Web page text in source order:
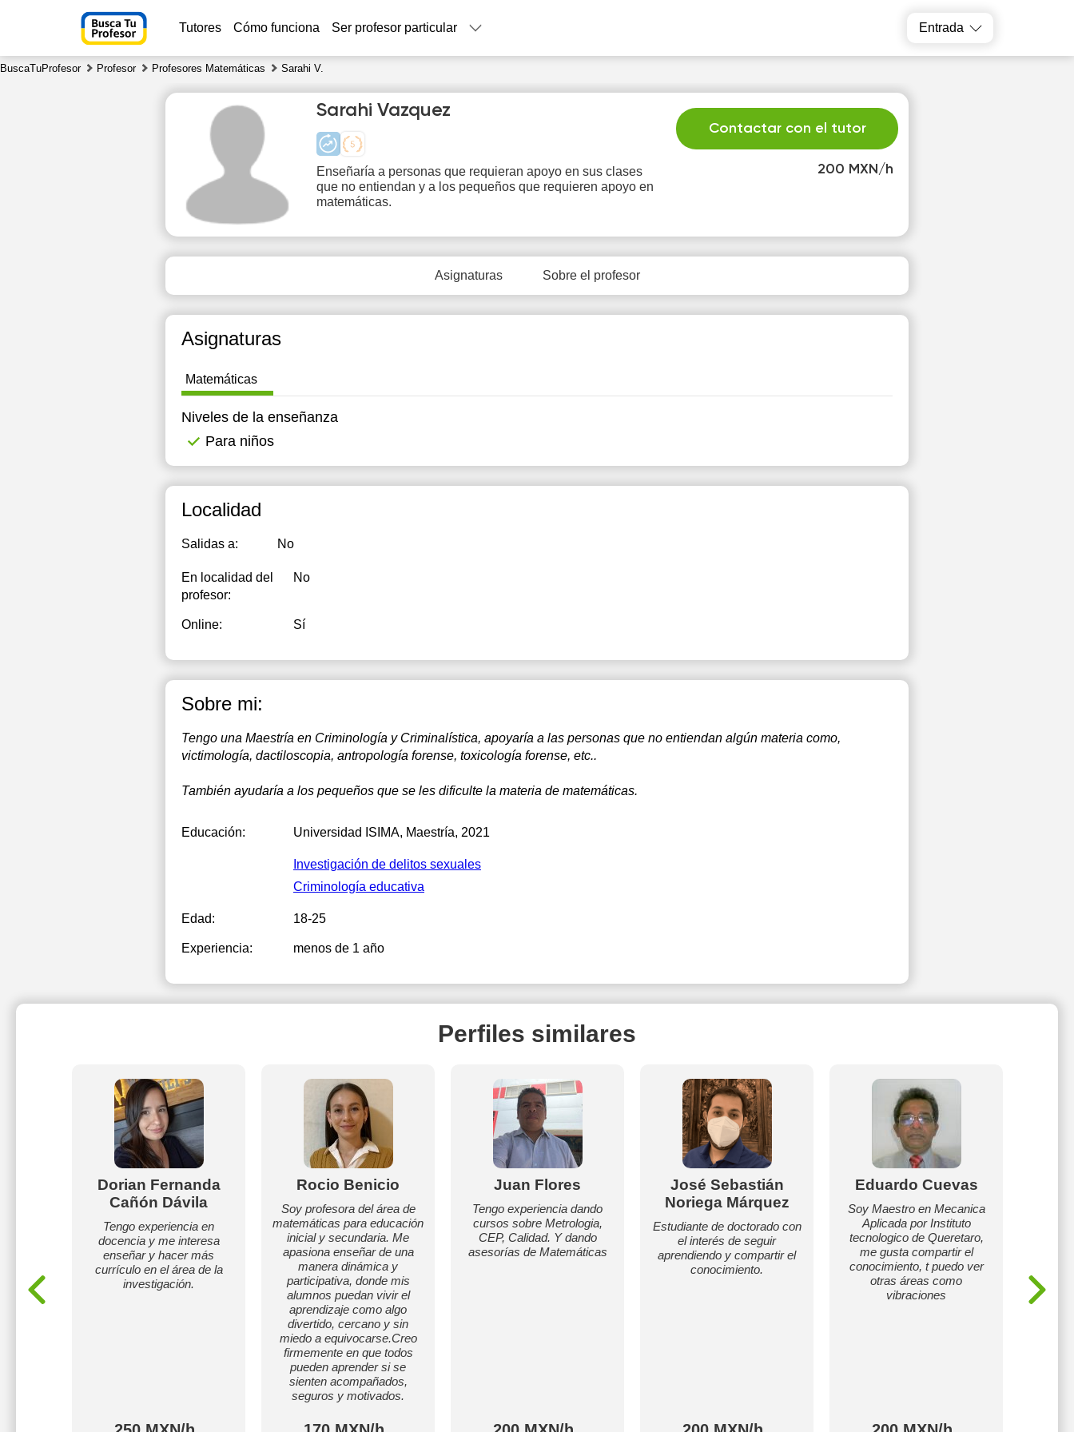
Tutores Cómo funciona Ser profesor particular Entrada
BuscaTuProfesor Profesor Profesores Matemáticas Sarahi V.
200 MXN/h
Contactar con el tutor
Sarahi Vazquez
Enseñaría a personas que requieran apoyo en sus clases
que no entiendan y a los pequeños que requieren apoyo en
matemáticas.
Asignaturas Sobre el profesor
Asignaturas
Matemáticas
Niveles de la enseñanza
Para niños
Localidad
Salidas a: No
En localidad del
profesor:
No
Online: Sí
Sobre mi:
Tengo una Maestría en Criminología y Criminalística, apoyaría a las personas que no entiendan algún materia como,
victimología, dactiloscopia, antropología forense, toxicología forense, etc..
También ayudaría a los pequeños que se les dificulte la materia de matemáticas.
Educación: Universidad ISIMA, Maestría, 2021
Investigación de delitos sexuales
Criminología educativa
Edad: 18-25
Experiencia: menos de 1 año
Perfiles similares
Dorian Fernanda
Cañón Dávila
Tengo experiencia en
docencia y me interesa
enseñar y hacer más
currículo en el área de la
investigación.
Rocio Benicio
Soy profesora del área de
matemáticas para educación
inicial y secundaria. Me
apasiona enseñar de una
manera dinámica y
participativa, donde mis
alumnos puedan vivir el
aprendizaje como algo
divertido, cercano y sin
miedo a equivocarse.Creo
firmemente en que todos
pueden aprender si se
sienten acompañados,
seguros y motivados.
Juan Flores
Tengo experiencia dando
cursos sobre Metrologia,
CEP, Calidad. Y dando
asesorías de Matemáticas
José Sebastián
Noriega Márquez
Estudiante de doctorado con
el interés de seguir
aprendiendo y compartir el
conocimiento.
Eduardo Cuevas
Soy Maestro en Mecanica
Aplicada por Instituto
tecnologico de Queretaro,
me gusta compartir el
conocimiento, t puedo ver
otras áreas como
vibraciones
Fr
7
Sa